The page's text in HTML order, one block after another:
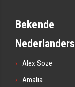
Bekende
Nederlanders
Alex Soze
Amalia